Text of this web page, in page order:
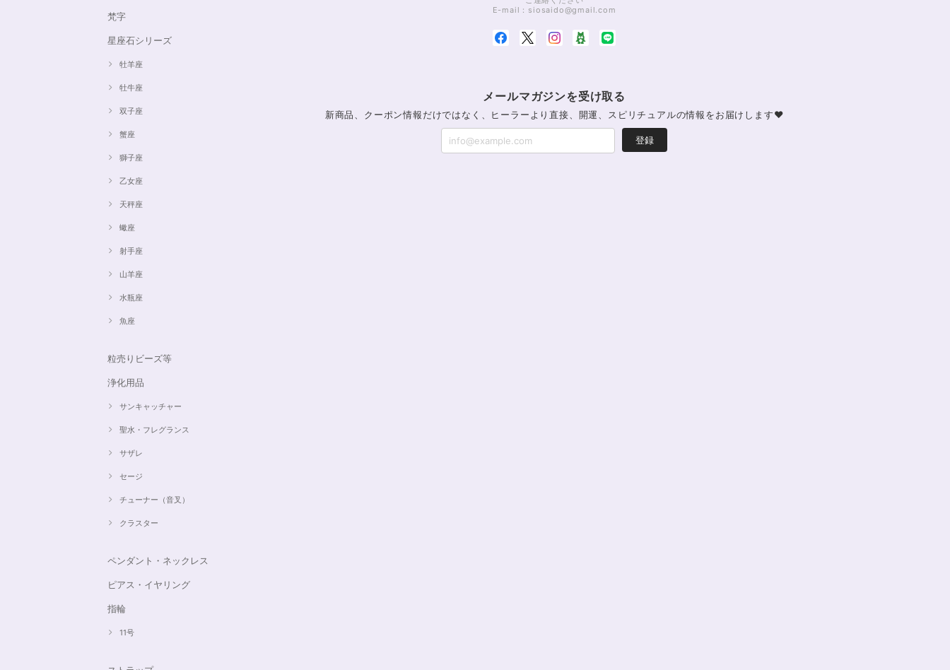
梵字
星座石シリーズ
牡羊座
牡牛座
双子座
蟹座
獅子座
乙女座
天秤座
蠍座
射手座
山羊座
水瓶座
魚座
粒売りビーズ等
浄化用品
サンキャッチャー
聖水・フレグランス
サザレ
セージ
チューナー（音叉）
クラスター
ペンダント・ネックレス
ピアス・イヤリング
指輪
11号
ステンレス→水晶変更
インスピレーションの湧泉✨アクアオーラブレスレット15.5cm
2024/10/22
E-mail： siosaido@gmail.com
メールマガジンを受け取る
新商品、クーポン情報だけではなく、ヒーラーより直接、開運、スピリチュアルの情報をお届けします♥
登録